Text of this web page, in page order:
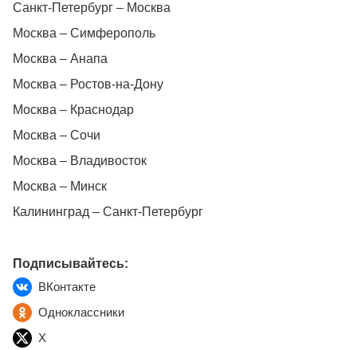
Санкт-Петербург – Москва
Москва – Симферополь
Москва – Анапа
Москва – Ростов-на-Дону
Москва – Краснодар
Москва – Сочи
Москва – Владивосток
Москва – Минск
Калининград – Санкт-Петербург
Подписывайтесь:
ВКонтакте
Одноклассники
X